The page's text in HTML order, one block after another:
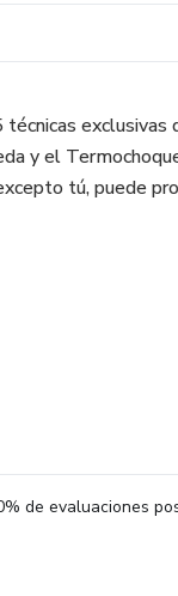
técnicas
y el
tú, puede
de evaluaciones